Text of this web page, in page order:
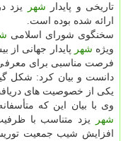
تاریخی و پایدار شهر
یزد
ارائه شده بوده است.
سخنگوی شورای اسلامی
ویژه شهر
فرصت مناسبی برای معرفی
دانست و بیان كرد: شكل
یكی از خصوصیت های دریافت
وی با بیان این كه
شهر
یزد متناسب با
افزایش شیب جمعیت